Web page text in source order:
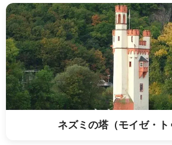
ネズミの塔（モイゼ・ト